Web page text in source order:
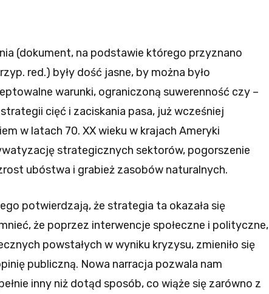
(dokument, na podstawie którego przyznano
red.) były dość jasne, by można było
warunki, ograniczoną suwerenność czy –
cięć i zaciskania pasa, już wcześniej
w latach 70. XX wieku w krajach Ameryki
strategicznych sektorów, pogorszenie
ubóstwa i grabież zasobów naturalnych.
potwierdzają, że strategia ta okazała się
że poprzez interwencje społeczne i polityczne,
powstałych w wyniku kryzysu, zmieniło się
publiczną. Nowa narracja pozwala nam
inny niż dotąd sposób, co wiąże się zarówno z